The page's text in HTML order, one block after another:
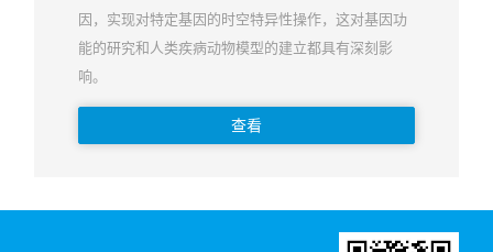
因，实现对特定基因的时空特异性操作，这对基因功
能的研究和人类疾病动物模型的建立都具有深刻影
响。
查看